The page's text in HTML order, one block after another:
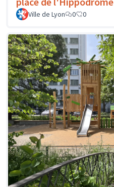
Ville de Lyon 0 0